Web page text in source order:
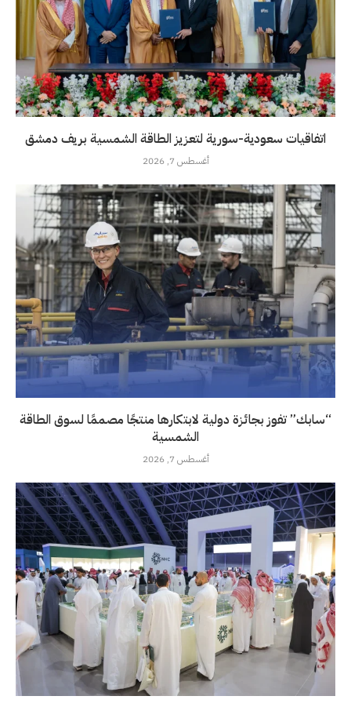
اتفاقيات سعودية-سورية لتعزيز الطاقة الشمسية بريف دمشق
أغسطس 7, 2026
“سابك” تفوز بجائزة دولية لابتكارها منتجًا مصممًا لسوق الطاقة
الشمسية
أغسطس 7, 2026